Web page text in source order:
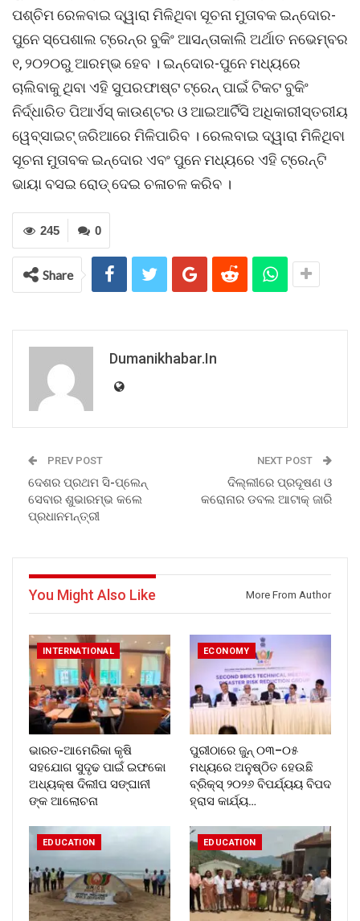
ପଶ୍ଚିମ ରେଳବାଇ ଦ୍ୱାରା ମିଳିଥିବା ସୂଚନା ମୁତାବକ ଇନ୍ଦୋର-
ପୁନେ ସ୍ପେଶାଲ ଟ୍ରେନ୍ର ବୁକିଂ ଆସନ୍ତାକାଲି ଅର୍ଥାତ ନଭେମ୍ବର
୧, ୨୦୨୦ରୁ ଆରମ୍ଭ ହେବ । ଇନ୍ଦୋର-ପୁନେ ମଧ୍ୟରେ
ଚାଲିବାକୁ ଥିବା ଏହି ସୁପରଫାଷ୍ଟ ଟ୍ରେନ୍ ପାଇଁ ଟିକଟ ବୁକିଂ
ନିର୍ଦ୍ଧାରିତ ପିଆର୍ଏସ୍ କାଉଣ୍ଟର ଓ ଆଇଆର୍ଟିସି ଅଧିକାରୀସ୍ତରୀୟ
ୱେବ୍ସାଇଟ୍ ଜରିଆରେ ମିଳିପାରିବ । ରେଲବାଇ ଦ୍ୱାରା ମିଳିଥିବା
ସୂଚନା ମୁତାବକ ଇନ୍ଦୋର ଏବଂ ପୁନେ ମଧ୍ୟରେ ଏହି ଟ୍ରେନ୍ଟି
ଭାୟା ବସଇ ରୋଡ୍ ଦେଇ ଚଳାଚଳ କରିବ ।
0
245
Share
Dumanikhabar.in
PREV POST
ଦେଶର ପ୍ରଥମ ସି-ପ୍ଲେନ୍
ସେବାର ଶୁଭାରମ୍ଭ କଲେ
ପ୍ରଧାନମନ୍ତ୍ରୀ
NEXT POST
ଦିଲ୍ଲୀରେ ପ୍ରଦୂଷଣ ଓ
କରୋନାର ଡବଲ ଆଟାକ୍ ଜାରି
You Might Also Like More From Author
INTERNATIONAL
ଭାରତ-ଆମେରିକା କୃଷି
ସହଯୋଗ ସୁଦୃଢ ପାଇଁ ଇଫକୋ
ଅଧ୍ୟକ୍ଷ ଦିଲୀପ ସଙ୍ଘାନୀ
ଙ୍କ ଆଲୋଚନା
ECONOMY
ପୁରୀଠାରେ ଜୁନ୍ ୦୩–୦୫
ମଧ୍ୟରେ ଅନୁଷ୍ଠିତ ହେଉଛି
ବ୍ରିକ୍ସ୍ ୨୦୨୬ ବିପର୍ଯ୍ୟୟ ବିପଦ
ହ୍ରାସ କାର୍ଯ୍ୟ…
EDUCATION EDUCATION